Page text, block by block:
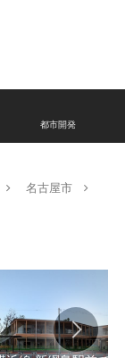
都市開発
名古屋市